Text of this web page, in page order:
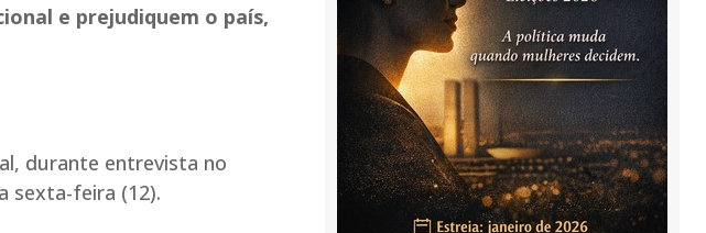
e prejudiquem o país,
durante entrevista no
sexta-feira (12).